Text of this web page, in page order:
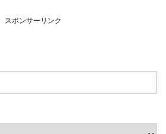
スポンサーリンク